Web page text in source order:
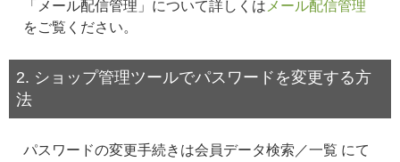
「メール配信管理」について詳しくは メール配信管理
をご覧ください。
2. ショップ管理ツールでパスワードを変更する方
法
パスワードの変更手続きは会員データ検索／一覧 にて